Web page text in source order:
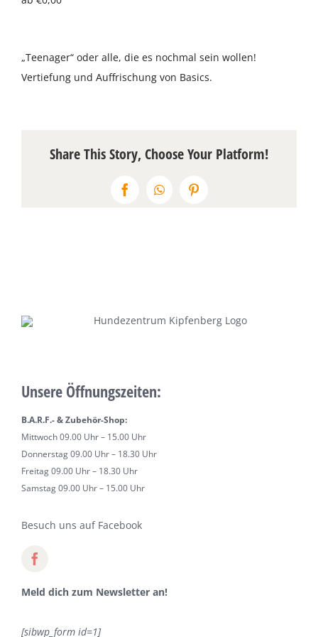
Terminkalender
Öffnungszeiten
„Teenager“ oder alle, die es nochmal sein wollen!
Vertiefung und Auffrischung von Basics.
Share This Story, Choose Your Platform!
FacebookWhatsAppPinterest
Unsere Öffnungszeiten:
B.A.R.F.- & Zubehör-Shop:
Mittwoch 09.00 Uhr – 15.00 Uhr
Donnerstag 09.00 Uhr – 18.30 Uhr
Freitag 09.00 Uhr – 18.30 Uhr
Samstag 09.00 Uhr – 15.00 Uhr
Besuch uns auf Facebook
Meld dich zum Newsletter an!
[sibwp_form id=1]